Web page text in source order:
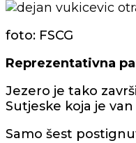
foto: FSCG
Reprezentativna
Jezero je tako
Sutjeske koja je van
Samo šest